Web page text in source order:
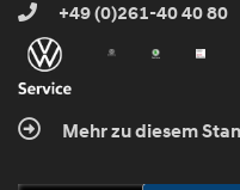
+49 (0)261-40 40 80
Mehr zu diesem